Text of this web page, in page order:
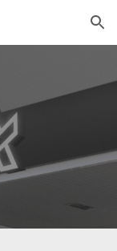
Skip to navigation